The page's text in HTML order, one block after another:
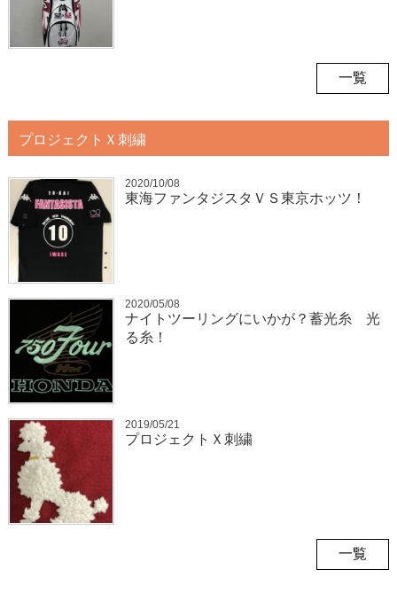
一覧
プロジェクトＸ刺繍
2020/10/08
東海ファンタジスタＶＳ東京ホッツ！
2020/05/08
ナイトツーリングにいかが？蓄光糸 光
る糸！
2019/05/21
プロジェクトＸ刺繍
一覧